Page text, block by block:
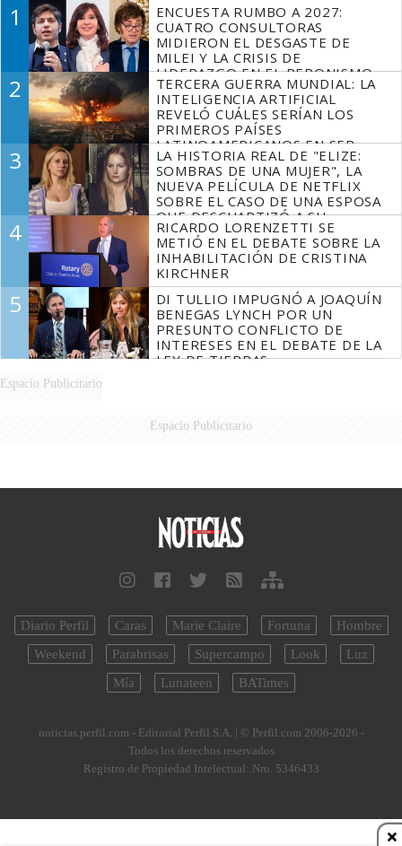
1
ENCUESTA RUMBO A 2027:
CUATRO CONSULTORAS
MIDIERON EL DESGASTE DE
MILEI Y LA CRISIS DE
LIDERAZGO EN EL PERONISMO
2
TERCERA GUERRA MUNDIAL: LA
INTELIGENCIA ARTIFICIAL
REVELÓ CUÁLES SERÍAN LOS
PRIMEROS PAÍSES
LATINOAMERICANOS EN SER
DERROTADOS
3
LA HISTORIA REAL DE "ELIZE:
SOMBRAS DE UNA MUJER", LA
NUEVA PELÍCULA DE NETFLIX
SOBRE EL CASO DE UNA ESPOSA
QUE DESCUARTIZÓ A SU
MARIDO
4
RICARDO LORENZETTI SE
METIÓ EN EL DEBATE SOBRE LA
INHABILITACIÓN DE CRISTINA
KIRCHNER
5
DI TULLIO IMPUGNÓ A JOAQUÍN
BENEGAS LYNCH POR UN
PRESUNTO CONFLICTO DE
INTERESES EN EL DEBATE DE LA
LEY DE TIERRAS
Espacio Publicitario
Espacio Publicitario
Diario Perfil Caras Marie Claire Fortuna
Hombre
Weekend
Parabrisas Supercampo Look
Luz
Mía
Lunateen BATimes
noticias.perfil.com - Editorial Perfil S.A. | © Perfil.com 2006-2026 -
Todos los derechos reservados
Registro de Propiedad Intelectual: Nro. 5346433